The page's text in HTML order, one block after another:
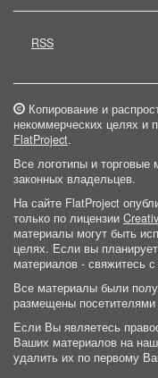
RSS
Копирование и
некоммерческих целях и
FlatProject.
Все логотипы и торговые
законных владельцев.
На сайте FlatProject
только по лицензии
материалы могут быть
целях. Если вы
материалов - свяжитесь
Все материалы были
размещены посетителями
Если Вы являетесь
Ваших материалов на
удалить их по первому